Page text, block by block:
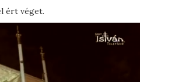
ért véget.